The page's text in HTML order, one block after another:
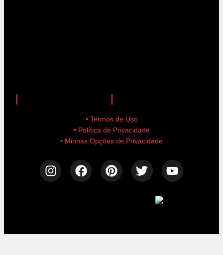
• Termos de Uso
• Política de Privacidade
• Minhas Opções de Privacidade